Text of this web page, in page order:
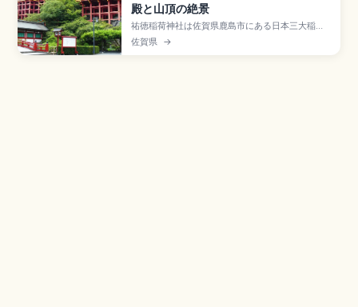
殿と山頂の絶景
祐徳稲荷神社は佐賀県鹿島市にある日本三大稲荷
のひとつで、貞享4年(1687年)に肥前鹿島藩主夫
人・花山院萬子媛が京都の稲荷大神を勧請した神
佐賀県 →